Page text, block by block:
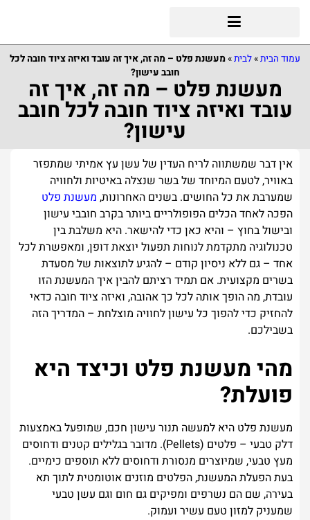
עמוד הבית»לבית»מעשנת פלט – מה זה, איך זה עובד ואיזה ציוד חובה לכל
חובב עישון?
מעשנת פלט – מה זה, איך זה
עובד ואיזה ציוד חובה לכל חובב
עישון?
אין דבר שמשתווה לריח העדין של עשן עץ אמיתי שמתפזר
באוויר, לטעם המיוחד של בשר שנצלה באיטיות ולחוויה
שמערבת את כל החושים. בשנים האחרונות, מעשנת פלט
הפכה לאחד הכלים הפופולריים ביותר בקרב חובבי עישון
ובישול בחוץ – והיא כאן כדי להישאר. היא משלבת בין
טכנולוגיה מתקדמת לנוחות תפעול יוצאת דופן, ומאפשרת לכל
אחד – גם ללא ניסיון קודם – להגיע לתוצאות של מסעדת
בשרים מקצועית. אם תמיד רציתם להבין איך המעשנת הזו
עובדת, מה הופך אותה לכל כך אהובה, ואיזה ציוד חובה כדאי
להחזיק כדי להפוך כל עישון לחוויה מוצלחת – המדריך הזה
בשבילכם.
מהי מעשנת פלט וכיצד היא
פועלת?
מעשנת פלט היא למעשה תנור עישון חכם, שמופעל באמצעות
דלק טבעי – פלטים (Pellets). מדובר בגלילים קטנים ודחוסים
מעץ טבעי, שמיוצרים מנסורת ודחוסים ללא תוספים כימיים.
בעת הפעלת המעשנת, הפלטים מוזנים אוטומטית לתוך תא
בעירה, שם הם נשרפים ומפיקים גם חום וגם עשן טבעי
שמעניק למזון טעם עשיר ועמוק.